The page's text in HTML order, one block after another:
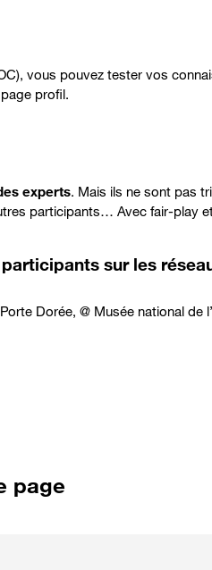
vous pouvez tester vos
profil.
experts. Mais ils ne sont pas
participants… Avec fair-play
sur les
Dorée, @ Musée national de
page